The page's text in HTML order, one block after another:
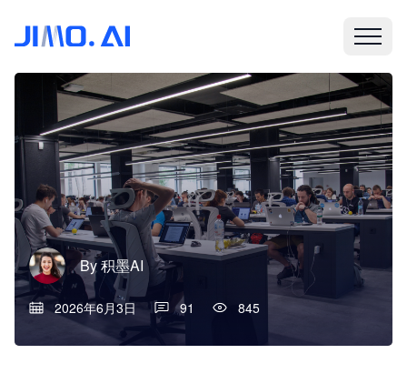
By积墨AI
2026年6月3日 91 845